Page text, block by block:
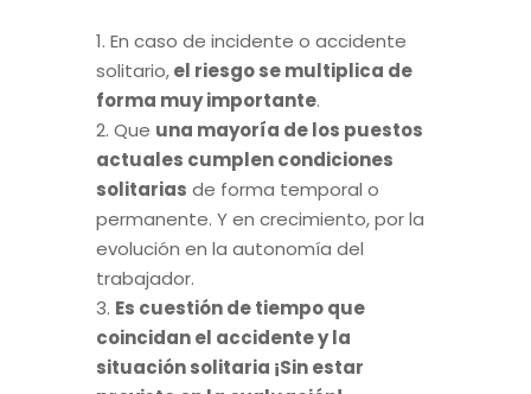
1. En caso de incidente o accidente
solitario,el riesgo se multiplica de
forma muy importante.
2. Que una mayoría de los puestos
actuales cumplen condiciones
solitarias de forma temporal o
permanente. Y en crecimiento, por la
evolución en la autonomía del
trabajador.
3. Es cuestión de tiempo que
coincidan el accidente y la
situación solitaria ¡Sin estar